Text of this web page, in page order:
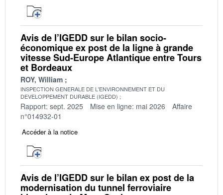
Avis de l’IGEDD sur le bilan socio-
économique ex post de la ligne à grande
vitesse Sud-Europe Atlantique entre Tours
et Bordeaux
ROY, William
INSPECTION GENERALE DE L'ENVIRONNEMENT ET DU
DEVELOPPEMENT DURABLE (IGEDD)
Rapport: sept. 2025 Mise en ligne: mai 2026
Affaire
n°014932-01
Accéder à la notice
Avis de l’IGEDD sur le bilan ex post de la
modernisation du tunnel ferroviaire